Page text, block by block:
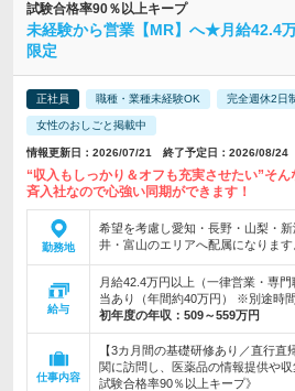
試験合格率90％以上キープ
未経験から営業【MR】へ★月給42.4
限定
正社員 職種・業種未経験OK 完全週休2日
女性のおしごと掲載中
情報更新日：2026/07/21 終了予定日：2026/08/24
“収入もしっかり＆オフも充実させたい”そ
斉入社なので心強い同期ができます！
勤務地
希望を考慮し愛知・長野・山梨・
井・富山のエリアへ配属になります
給与
月給42.4万円以上（一律営業・専
当あり（年間約40万円） ※別途時
初年度の年収： 509～559万円
仕事内容
【3カ月間の基礎研修あり／直行
関に訪問し、医薬品の情報提供や
試験合格率90％以上キープ》